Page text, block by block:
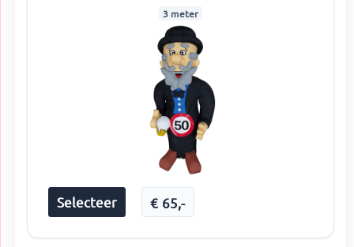
3 meter
Selecteer € 65,-